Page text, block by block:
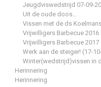
Jeugdviswedstrijd 07-09-
Uit de oude doos…
Vissen met de ds
Vrijwilligers Barbecue 2016
Vrijwilligers Barbecue 2017
Werk aan de steiger! (17-
Winter(wedstrijd)vissen in
Herinnering
Herinnering